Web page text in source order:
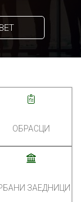
ОБРАСЦИ
ЗАЕДНИЦИ